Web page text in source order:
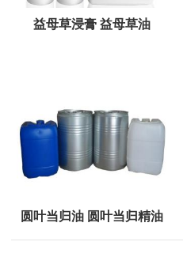
益母草浸膏 益母草油
圆叶当归油 圆叶当归精油